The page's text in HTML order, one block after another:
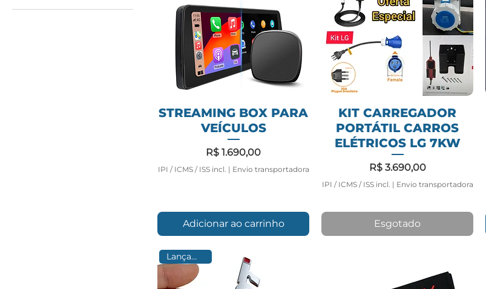
STREAMING BOX PARA
VEÍCULOS
Preço
R$ 1.690,00
IPI / ICMS / ISS incl. | Envio transportadora
Adicionar ao carrinho
KIT CARREGADOR
PORTÁTIL CARROS
ELÉTRICOS LG 7KW
Preço
R$ 3.690,00
IPI / ICMS / ISS incl. | Envio transportadora
Esgotado
Lançamento